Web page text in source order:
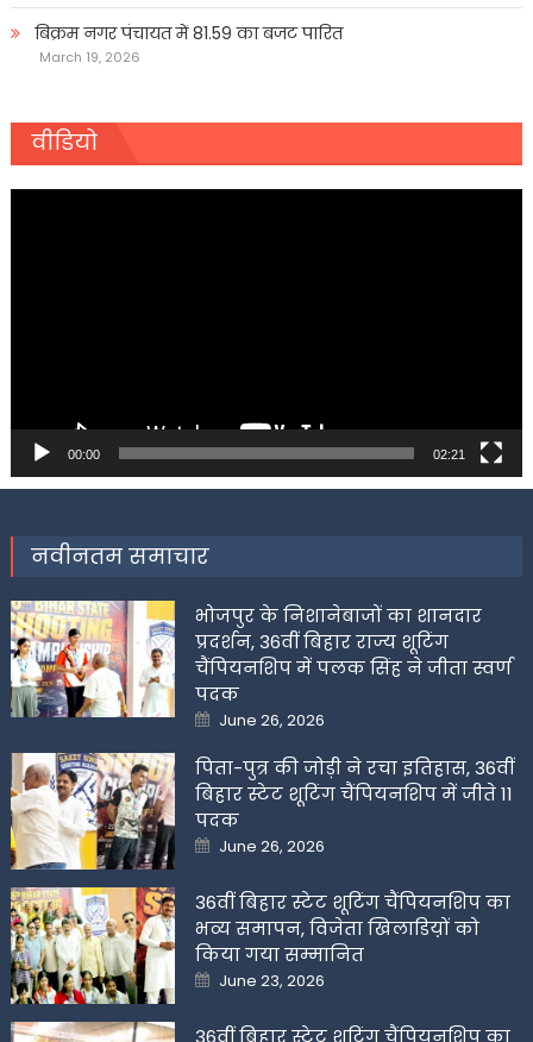
बिक्रम नगर पंचायत में 81.59 का बजट पारित
March 19, 2026
वीडियो
00:00 02:21
नवीनतम समाचार
भोजपुर के निशानेबाजों का शानदार
प्रदर्शन, 36वीं बिहार राज्य शूटिंग
चैंपियनशिप में पलक सिंह ने जीता स्वर्ण
पदक
Posted
on
June 26, 2026
पिता-पुत्र की जोड़ी ने रचा इतिहास, 36वीं
बिहार स्टेट शूटिंग चैंपियनशिप में जीते 11
पदक
Posted
on
June 26, 2026
36वीं बिहार स्टेट शूटिंग चैंपियनशिप का
भव्य समापन, विजेता खिलाडिय़ों को
किया गया सम्मानित
Posted
on
June 23, 2026